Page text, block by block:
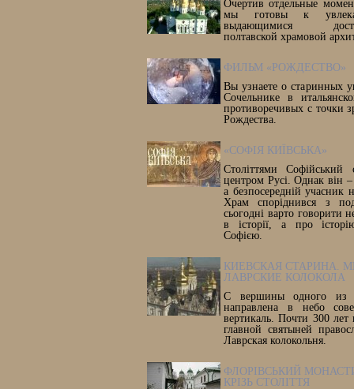
Очертив отдельные
мы готовы к
выдающимися
полтавской храмовой
ФИЛЬМ «РОЖДЕСТВО»
Вы узнаете о старинных
Сочельнике в
противоречивых с точки
Рождества.
«СОФІЯ КИЇВСЬКА»
Століттями
центром Русі. Однак він
а безпосередній учасник
Храм споріднився з
сьогодні варто говорити
в історії, а про
Софією.
КИЕВСКАЯ СТАРИНА.
ЛАВРСКИЕ КОЛОКОЛА
С вершины одного из
направлена в небо
вертикаль. Почти 300 лет
главной святыней
Лаврская колокольня.
ФЛОРІВСЬКИЙ
КРІЗЬ СТОЛІТТЯ